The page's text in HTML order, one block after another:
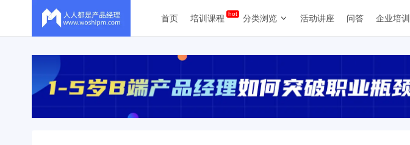
首页 培训课程 分类浏览 活动讲座 问答 企业培训